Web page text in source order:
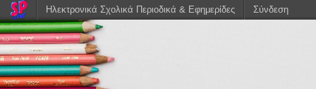
Ηλεκτρονικά Σχολικά Περιοδικά & Εφημερίδες Σύνδεση